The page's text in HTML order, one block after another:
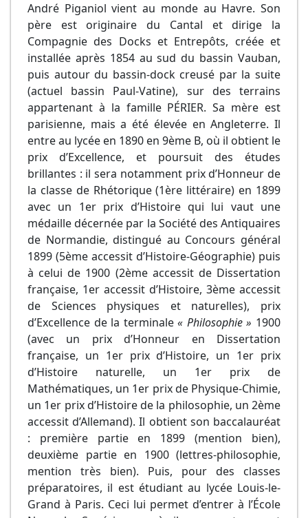
André Piganiol vient au monde au Havre. Son
père est originaire du Cantal et dirige la
Compagnie des Docks et Entrepôts, créée et
installée après 1854 au sud du bassin Vauban,
puis autour du bassin-dock creusé par la suite
(actuel bassin Paul-Vatine), sur des terrains
appartenant à la famille PÉRIER. Sa mère est
parisienne, mais a été élevée en Angleterre. Il
entre au lycée en 1890 en 9ème B, où il obtient le
prix d’Excellence, et poursuit des études
brillantes : il sera notamment prix d’Honneur de
la classe de Rhétorique (1ère littéraire) en 1899
avec un 1er prix d’Histoire qui lui vaut une
médaille décernée par la Société des Antiquaires
de Normandie, distingué au Concours général
1899 (5ème accessit d’Histoire-Géographie) puis
à celui de 1900 (2ème accessit de Dissertation
française, 1er accessit d’Histoire, 3ème accessit
de Sciences physiques et naturelles), prix
d’Excellence de la terminale« Philosophie » 1900
(avec un prix d’Honneur en Dissertation
française, un 1er prix d’Histoire, un 1er prix
d’Histoire naturelle, un 1er prix de
Mathématiques, un 1er prix de Physique-Chimie,
un 1er prix d’Histoire de la philosophie, un 2ème
accessit d’Allemand). Il obtient son baccalauréat
: première partie en 1899 (mention bien),
deuxième partie en 1900 (lettres-philosophie,
mention très bien). Puis, pour des classes
préparatoires, il est étudiant au lycée Louis-le-
Grand à Paris. Ceci lui permet d’entrer à l’École